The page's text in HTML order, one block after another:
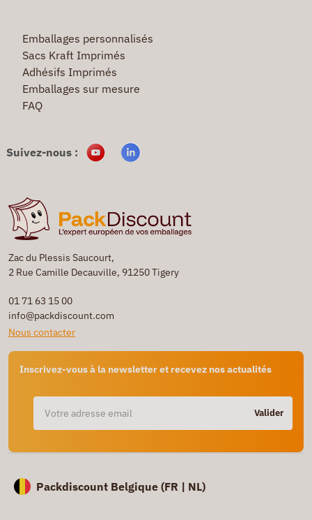
Zac du Plessis Saucourt,
2 Rue Camille Decauville, 91250 Tigery
01 71 63 15 00
info@packdiscount.com
Nous contacter
Inscrivez-vous à la newsletter et recevez nos actualités
Valider
Emballages personnalisés
Sacs Kraft Imprimés
Adhésifs Imprimés
Emballages sur mesure
FAQ
Suivez-nous :
Packdiscount Belgique (FR | NL)